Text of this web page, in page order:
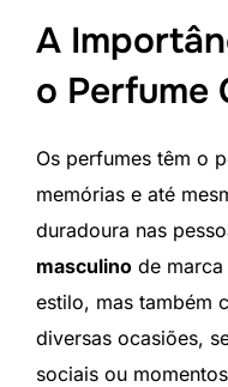
A
o Perfume
Os perfumes têm o
memórias e até
duradoura nas
masculino de
estilo, mas também
diversas ocasiões,
sociais ou